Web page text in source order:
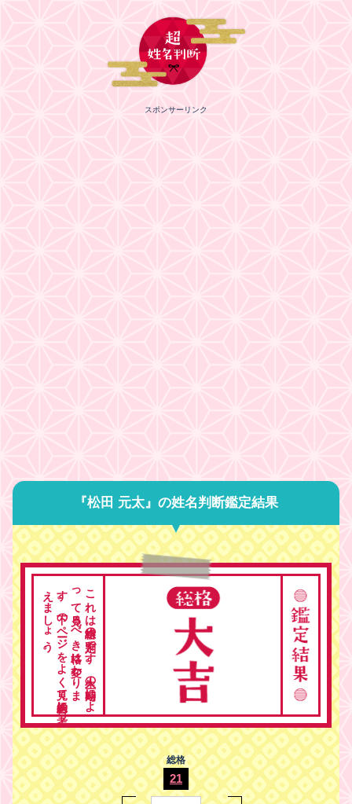
スポンサーリンク
『松田 元太』の姓名判断鑑定結果
こ
れ
は
総格の
判定で
す
。
人生の
時期に
よ
っ
て
見る
べ
き
格は
変わ
り
ま
す
。
下の
ペ
ージ
を
よ
く
見て
総合的に
考
え
ま
し
ょ
う
。
総格
21